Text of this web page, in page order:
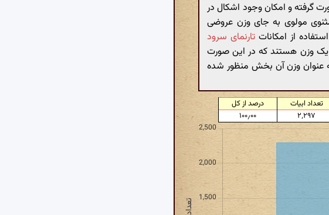
گرفته و امکان وجود اشکال در
مولوی به جای وزن عروضی
از امکانات تارنمای سرود
یک وزن هستند که در این صورت
عنوان وزن آن بخش منظور شده
تعداد ابیات
درصد از کل
۲٬۲۹۷ ۱۰۰٫۰۰